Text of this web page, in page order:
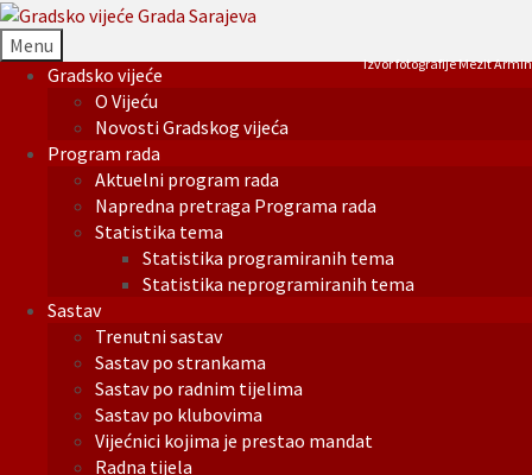
Menu
Gradsko vijeće
O Vijeću
Novosti Gradskog vijeća
Program rada
Aktuelni program rada
Napredna pretraga Programa rada
Statistika tema
Statistika programiranih tema
Statistika neprogramiranih tema
Sastav
Trenutni sastav
Sastav po strankama
Sastav po radnim tijelima
Sastav po klubovima
Vijećnici kojima je prestao mandat
Radna tijela
Izvor fotografije Mezit Armin